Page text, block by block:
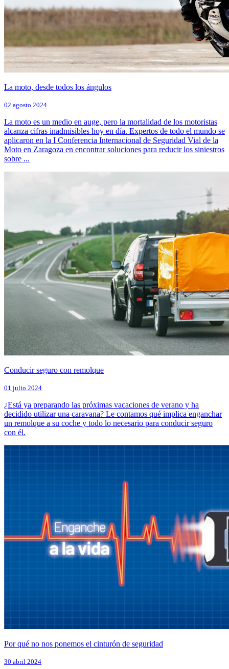
La moto, desde todos los ángulos
02 agosto 2024
La moto es un medio en auge, pero la mortalidad de los motoristas
alcanza cifras inadmisibles hoy en día. Expertos de todo el mundo se
aplicaron en la I Conferencia Internacional de Seguridad Vial de la
Moto en Zaragoza en encontrar soluciones para reducir los siniestros
sobre ...
Conducir seguro con remolque
01 julio 2024
¿Está ya preparando las próximas vacaciones de verano y ha
decidido utilizar una caravana? Le contamos qué implica enganchar
un remolque a su coche y todo lo necesario para conducir seguro
con él.
Por qué no nos ponemos el cinturón de seguridad
30 abril 2024